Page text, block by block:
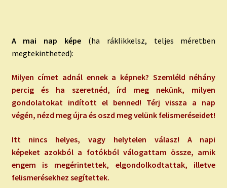
A mai nap képe (ha ráklikkelsz, teljes méretben
megtekintheted):
Milyen címet adnál ennek a képnek? Szemléld néhány
percig és ha szeretnéd, írd meg nekünk, milyen
gondolatokat indított el benned! Térj vissza a nap
végén, nézd meg újra és oszd meg velünk felismeréseidet!
Itt nincs helyes, vagy helytelen válasz! A napi
képeket azokból a fotókból válogattam össze, amik
engem is megérintettek, elgondolkodtattak, illetve
felismerésekhez segítettek.